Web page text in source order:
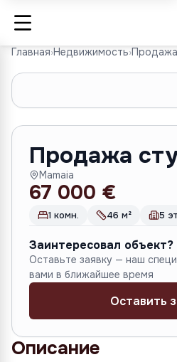
Главная›Недвижимость›Продажа
Продажа
Mamaia
67 000 €
1 комн. 46 м² 5
Заинтересовал объект?
Оставьте заявку — наш
вами в ближайшее время
Оставить
Описание